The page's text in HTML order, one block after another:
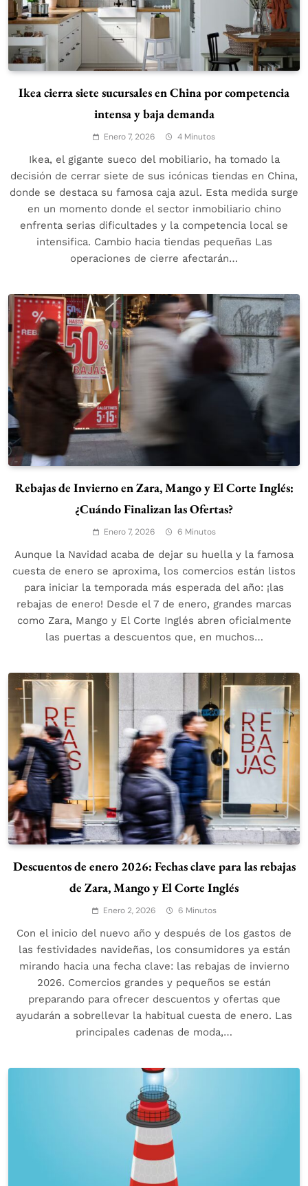
Ikea cierra siete sucursales en China por competencia
intensa y baja demanda
Enero 7, 2026 4 Minutos
Ikea, el gigante sueco del mobiliario, ha tomado la
decisión de cerrar siete de sus icónicas tiendas en China,
donde se destaca su famosa caja azul. Esta medida surge
en un momento donde el sector inmobiliario chino
enfrenta serias dificultades y la competencia local se
intensifica. Cambio hacia tiendas pequeñas Las
operaciones de cierre afectarán…
Rebajas de Invierno en Zara, Mango y El Corte Inglés:
¿Cuándo Finalizan las Ofertas?
Enero 7, 2026 6 Minutos
Aunque la Navidad acaba de dejar su huella y la famosa
cuesta de enero se aproxima, los comercios están listos
para iniciar la temporada más esperada del año: ¡las
rebajas de enero! Desde el 7 de enero, grandes marcas
como Zara, Mango y El Corte Inglés abren oficialmente
las puertas a descuentos que, en muchos…
Descuentos de enero 2026: Fechas clave para las rebajas
de Zara, Mango y El Corte Inglés
Enero 2, 2026 6 Minutos
Con el inicio del nuevo año y después de los gastos de
las festividades navideñas, los consumidores ya están
mirando hacia una fecha clave: las rebajas de invierno
2026. Comercios grandes y pequeños se están
preparando para ofrecer descuentos y ofertas que
ayudarán a sobrellevar la habitual cuesta de enero. Las
principales cadenas de moda,…